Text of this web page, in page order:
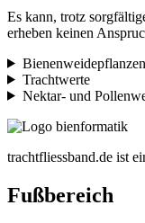
Es kann, trotz
erheben keinen
Bienenweidepflanzen
Trachtwerte
Nektar- und
trachtfliessband.de ist
Fußbereich